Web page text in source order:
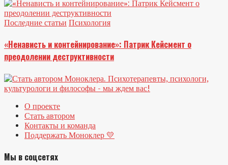
Последние статьи Психология
«Ненависть и контейнирование»: Патрик Кейсмент о
преодолении деструктивности
О проекте
Стать автором
Контакты и команда
Поддержать Моноклер 💛
Мы в соцсетях